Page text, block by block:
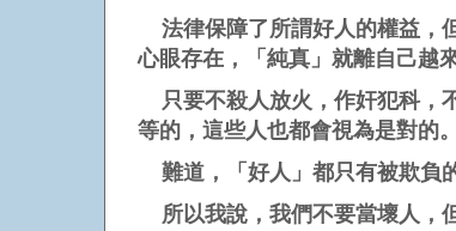
法律保障了所謂好人的權益，
心眼存在，「純真」就離自己越
只要不殺人放火，作奸犯科，
等的，這些人也都會視為是對的
難道，「好人」都只有被欺負
所以我說，我們不要當壞人，